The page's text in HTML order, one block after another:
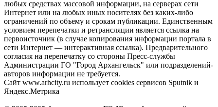
любых средствах массовой информации, на серверах сети
Интернет или на любых иных носителях без каких-либо
ограничений по объему и срокам публикации. Единственным
условием перепечатки и ретрансляции является ссылка на
первоисточник (в случае копирования информации портала в
сети Интернет — интерактивная ссылка). Предварительного
согласия на перепечатку со стороны Пресс-службы
Администрации ГО "Город Архангельск" или подразделений-
авторов информации не требуется.
Сайт www.arhcity.ru использует cookies сервисов Sputnik и
Яндекс.Метрика